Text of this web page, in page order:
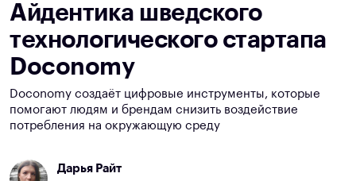
Айдентика шведского
технологического стартапа
Doconomy
Doconomy создаёт цифровые инструменты, которые
помогают людям и брендам снизить воздействие
потребления на окружающую среду
Дарья Райт